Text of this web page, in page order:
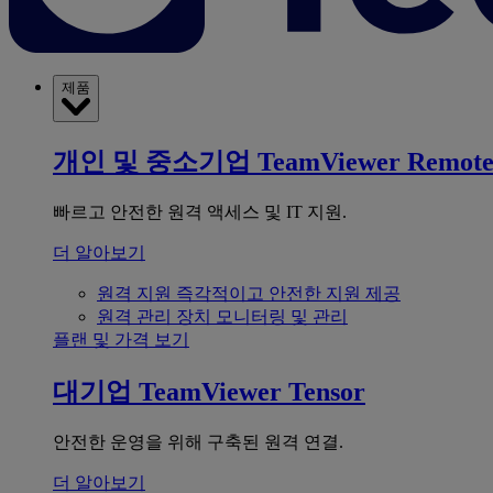
제품
개인 및 중소기업 TeamViewer Remote
빠르고 안전한 원격 액세스 및 IT 지원.
더 알아보기
원격 지원 즉각적이고 안전한 지원 제공
원격 관리 장치 모니터링 및 관리
플랜 및 가격 보기
대기업 TeamViewer Tensor
안전한 운영을 위해 구축된 원격 연결.
더 알아보기